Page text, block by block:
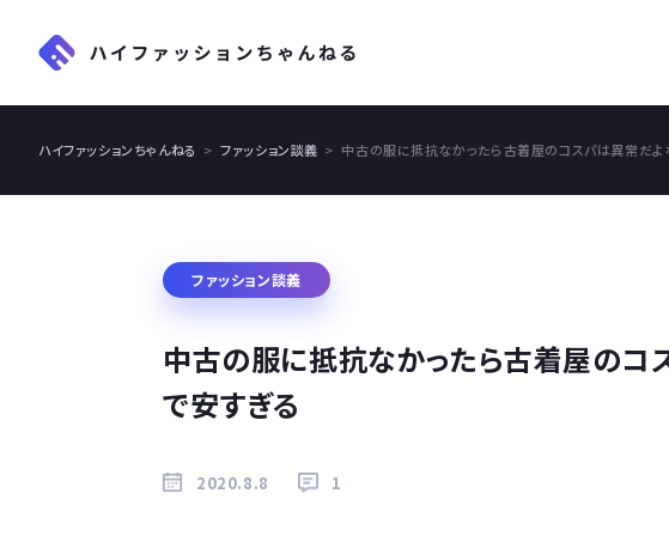
ハイファッションちゃんねる ファッション談義 中古の服に抵抗なかったら古着屋のコスパは異常だよ
ファッション談義
中古の服に抵抗なかったら古着屋のコ
で安すぎる
2020.8.8 1